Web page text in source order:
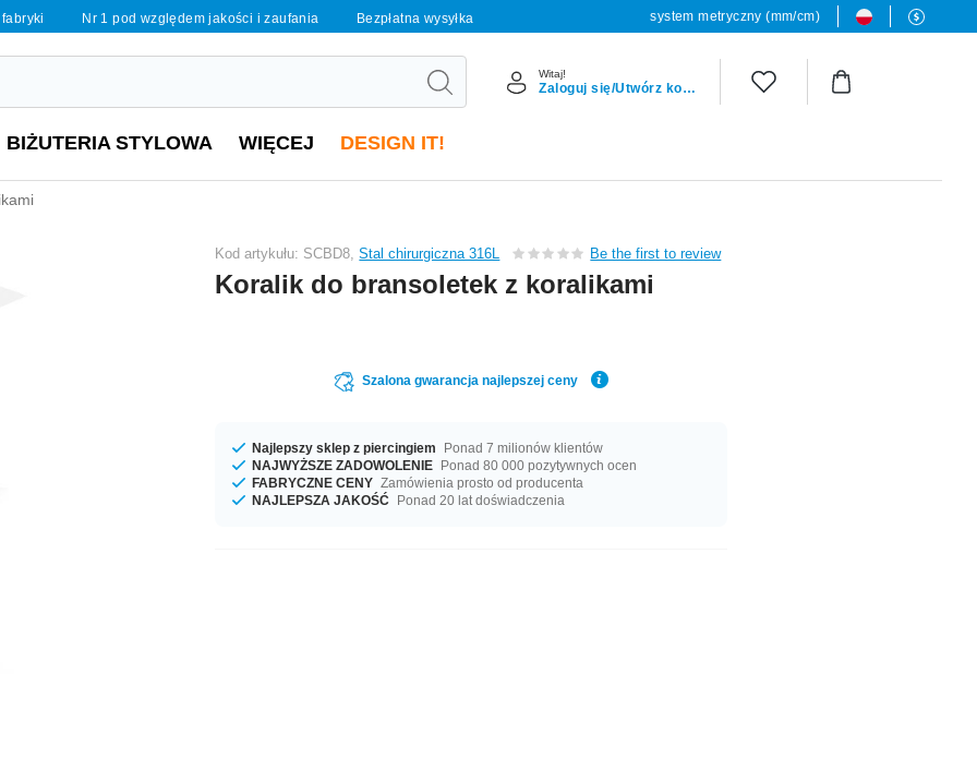
Nr 1 pod względem jakości i zaufania Bezpłatna wysyłka system metryczny (mm/cm)
Witaj!
Zaloguj się/Utwórz konto
BIŻUTERIA STYLOWA WIĘCEJ DESIGN IT!
Kod artykułu: SCBD8,Stal chirurgiczna 316L Be the first to review
Koralik do bransoletek z koralikami
Szalona gwarancja najlepszej ceny
Najlepszy sklep z piercingiem
Ponad 7 milionów klientów
NAJWYŻSZE ZADOWOLENIE Ponad 80 000 pozytywnych ocen
FABRYCZNE CENY Zamówienia prosto od producenta
NAJLEPSZA JAKOŚĆ Ponad 20 lat doświadczenia